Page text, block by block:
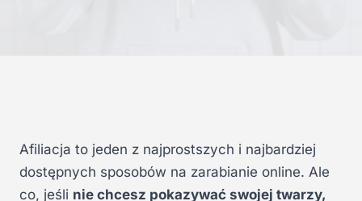
Afiliacja to jeden z najprostszych i najbardziej
dostępnych sposobów na zarabianie online. Ale
co, jeśli nie chcesz pokazywać swojej twarzy,